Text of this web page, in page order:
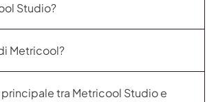
Studio?
Metricool?
tra Metricool Studio e